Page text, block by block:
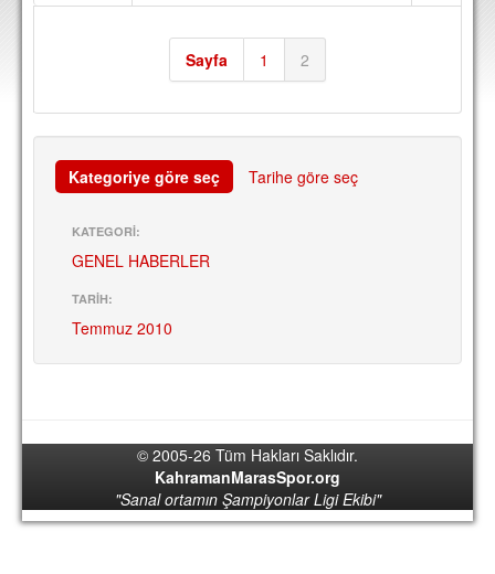
TARAFTAR
LİSANSLI ÜRÜNLER
MULTİMEDYA
MARŞ & TEZAHÜRATLAR
KULÜP
AMBLEM
PERSONEL
SPONSORLAR
Sayfa 1 2
Kategoriye göre seç Tarihe göre seç
KATEGORİ:
GENEL HABERLER
TARİH:
Temmuz 2010
© 2005-26 Tüm Hakları Saklıdır.
KahramanMarasSpor.org
"Sanal ortamın Şampiyonlar Ligi Ekibi"